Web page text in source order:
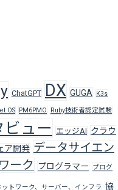
ChatGPT DX GUGA K3s
OS PM6PMO Ruby技術者認定試験
ビュー エッジAI クラウ
ア開発 データサイエン
ーク プログラマー プログ
トワーク、サーバー、インフラ 協